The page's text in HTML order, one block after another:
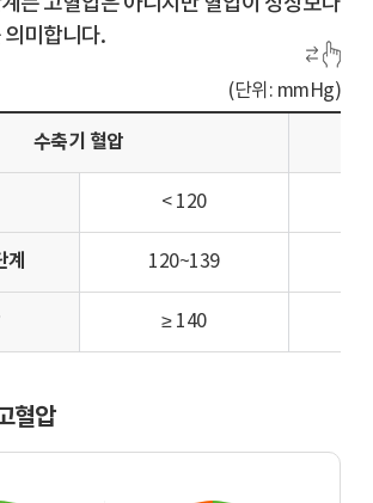
의미합니다.
(단위: mmHg)
수축기 혈압
< 120
120~139
≥ 140
혈압